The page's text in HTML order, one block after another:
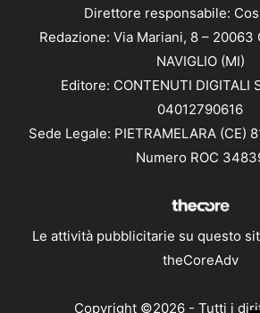
Direttore responsabile:
Redazione: Via Mariani, 8 – 20063
NAVIGLIO (MI)
Editore: CONTENUTI DIGITALI
04012790616
Sede Legale: PIETRAMELARA (CE)
Numero ROC
Le attività pubblicitarie su questo
theCoreAdv
Copyright ©2026 - Tutti i